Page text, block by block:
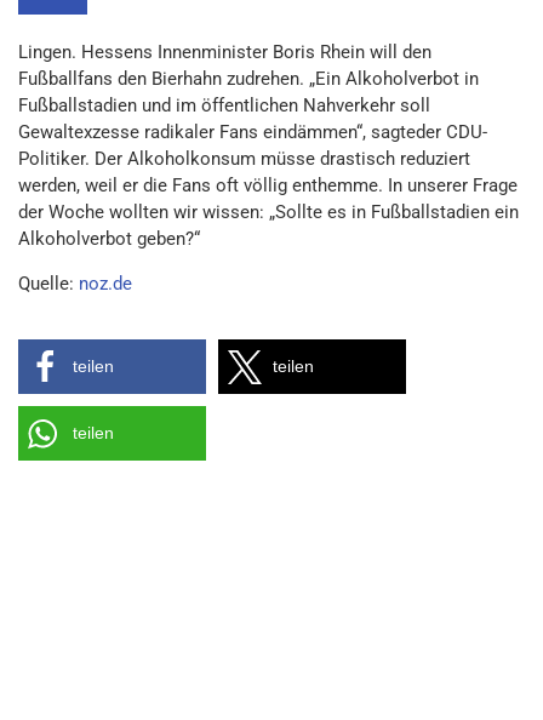
Lingen. Hessens Innenminister Boris Rhein will den
Fußballfans den Bierhahn zudrehen. „Ein Alkoholverbot in
Fußballstadien und im öffentlichen Nahverkehr soll
Gewaltexzesse radikaler Fans eindämmen“, sagteder CDU-
Politiker. Der Alkoholkonsum müsse drastisch reduziert
werden, weil er die Fans oft völlig enthemme. In unserer Frage
der Woche wollten wir wissen: „Sollte es in Fußballstadien ein
Alkoholverbot geben?“
Quelle: noz.de
teilen teilen
teilen